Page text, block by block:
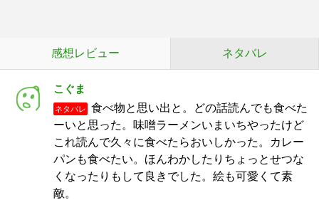
感想レビュー ネタバレ
こぐま
ネタバレ
食べ物と思い出と。どの話読んでも食べた
ーいと思った。味噌ラーメンいまいちやったけど
これ読んで久々に食べたらおいしかった。カレー
パンも食べたい。ほんわかしたりちょっとせつな
くなったりもして良きでした。絵も可愛くて素
敵。